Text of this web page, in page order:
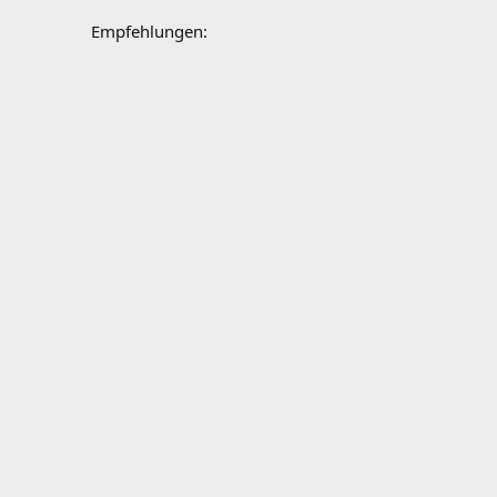
Empfehlungen: